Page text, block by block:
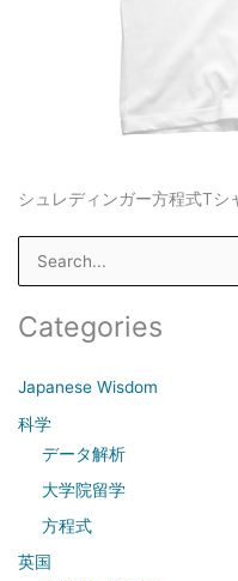
シュレディンガー方程式Tシ
e
a
c
Categories
Japanese Wisdom
科学
データ解析
大学院留学
方程式
英国